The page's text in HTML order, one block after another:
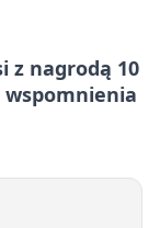
z nagrodą 10
wspomnienia